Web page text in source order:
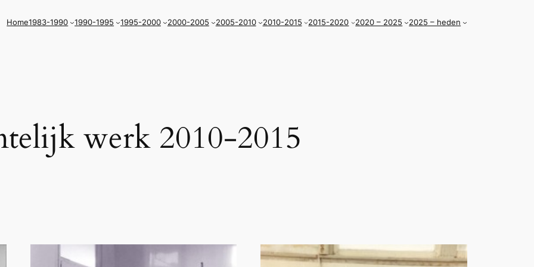
Home1983-1990 1990-1995 1995-2000 2000-2005 2005-2010 2010-2015 2015-2020 2020 – 2025 2025 – heden
werk 2010-2015